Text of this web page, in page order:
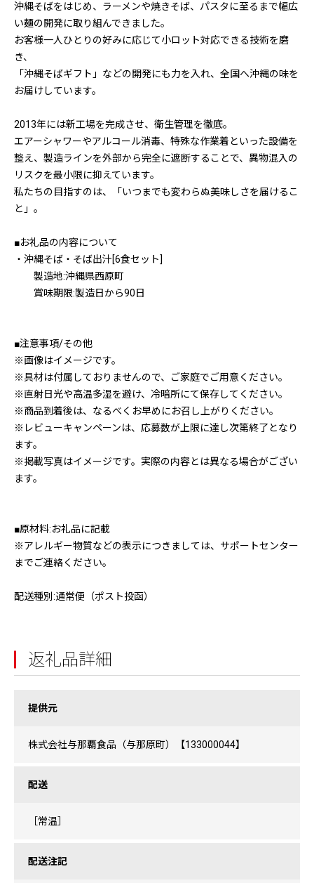
沖縄そばをはじめ、ラーメンや焼きそば、パスタに至るまで幅広
い麺の開発に取り組んできました。
お客様一人ひとりの好みに応じて小ロット対応できる技術を磨
き、
「沖縄そばギフト」などの開発にも力を入れ、全国へ沖縄の味を
お届けしています。
2013年には新工場を完成させ、衛生管理を徹底。
エアーシャワーやアルコール消毒、特殊な作業着といった設備を
整え、製造ラインを外部から完全に遮断することで、異物混入の
リスクを最小限に抑えています。
私たちの目指すのは、「いつまでも変わらぬ美味しさを届けるこ
と」。
■お礼品の内容について
・沖縄そば・そば出汁[6食セット]
製造地:沖縄県西原町
賞味期限:製造日から90日
■注意事項/その他
※画像はイメージです。
※具材は付属しておりませんので、ご家庭でご用意ください。
※直射日光や高温多湿を避け、冷暗所にて保存してください。
※商品到着後は、なるべくお早めにお召し上がりください。
※レビューキャンペーンは、応募数が上限に達し次第終了となり
ます。
※掲載写真はイメージです。実際の内容とは異なる場合がござい
ます。
■原材料:お礼品に記載
※アレルギー物質などの表示につきましては、サポートセンター
までご連絡ください。
配送種別:通常便（ポスト投函）
返礼品詳細
提供元
株式会社与那覇食品（与那原町）【133000044】
配送
［常温］
配送注記